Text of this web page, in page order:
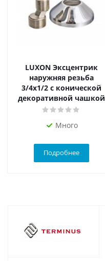
LUXON Эксцентрик
наружняя резьба
3/4х1/2 с конической
декоративной чашкой
Много
Подробнее